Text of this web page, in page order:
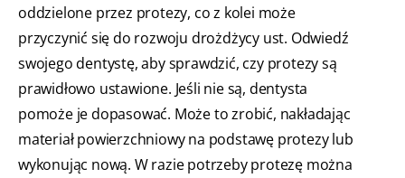
oddzielone przez protezy, co z kolei może
przyczynić się do rozwoju drożdżycy ust. Odwiedź
swojego dentystę, aby sprawdzić, czy protezy są
prawidłowo ustawione. Jeśli nie są, dentysta
pomoże je dopasować. Może to zrobić, nakładając
materiał powierzchniowy na podstawę protezy lub
wykonując nową. W razie potrzeby protezę można